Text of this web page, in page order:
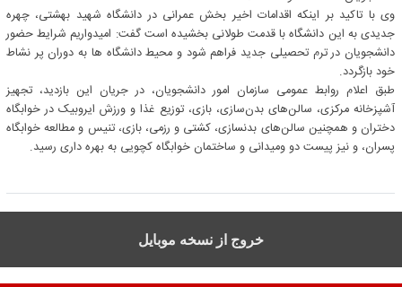
وی با تاکید بر اینکه اقدامات اخیر بخش عمرانی در دانشگاه شهید بهشتی، چهره
جدیدی به این دانشگاه با قدمت طولانی بخشیده است گفت: امیدواریم شرایط حضور
دانشجویان در ترم تحصیلی جدید فراهم شود و محیط دانشگاه ها به دوران پر نشاط
خود بازگردد.
طبق اعلام روابط عمومی سازمان امور دانشجویان، در جریان این بازدید، تجهیز
آشپزخانه مرکزی، سالن‌های بدن‌سازی، بازی، توزیع غذا و ورزش ایروبیک در خوابگاه
دختران و همچنین سالن‌های بدنسازی، کشتی و رزمی، بازی، تنیس و مطالعه خوابگاه
پسران، و نیز پیست دو ومیدانی و ساختمان خوابگاه کچویی به بهره داری رسید.
خروج از نسخه موبایل